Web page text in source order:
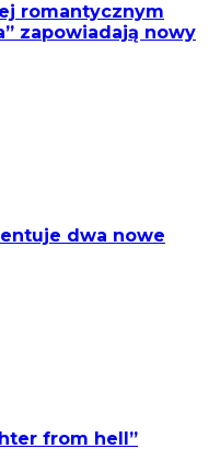
romantycznym
zapowiadają nowy
dwa nowe
from hell”